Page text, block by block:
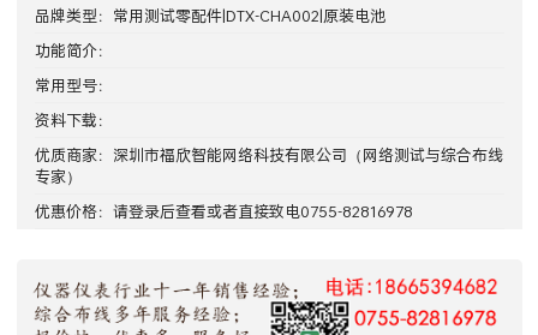
品牌类型： 常用测试零配件|DTX-CHA002|原装电池
功能简介：
常用型号：
资料下载：
优质商家： 深圳市福欣智能网络科技有限公司 （网络测试与综合布线
专家）
优惠价格：请登录后查看或者直接致电0755-82816978